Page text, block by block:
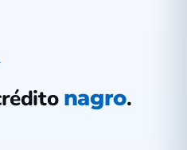
nagro.